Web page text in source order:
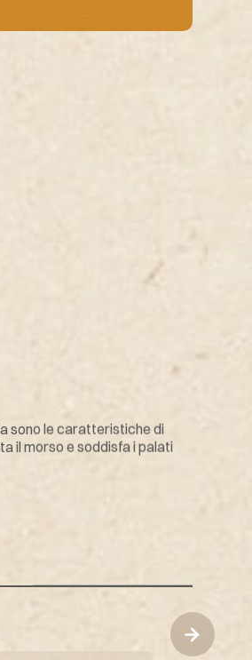
sono le caratteristiche di
il morso e soddisfa i palati